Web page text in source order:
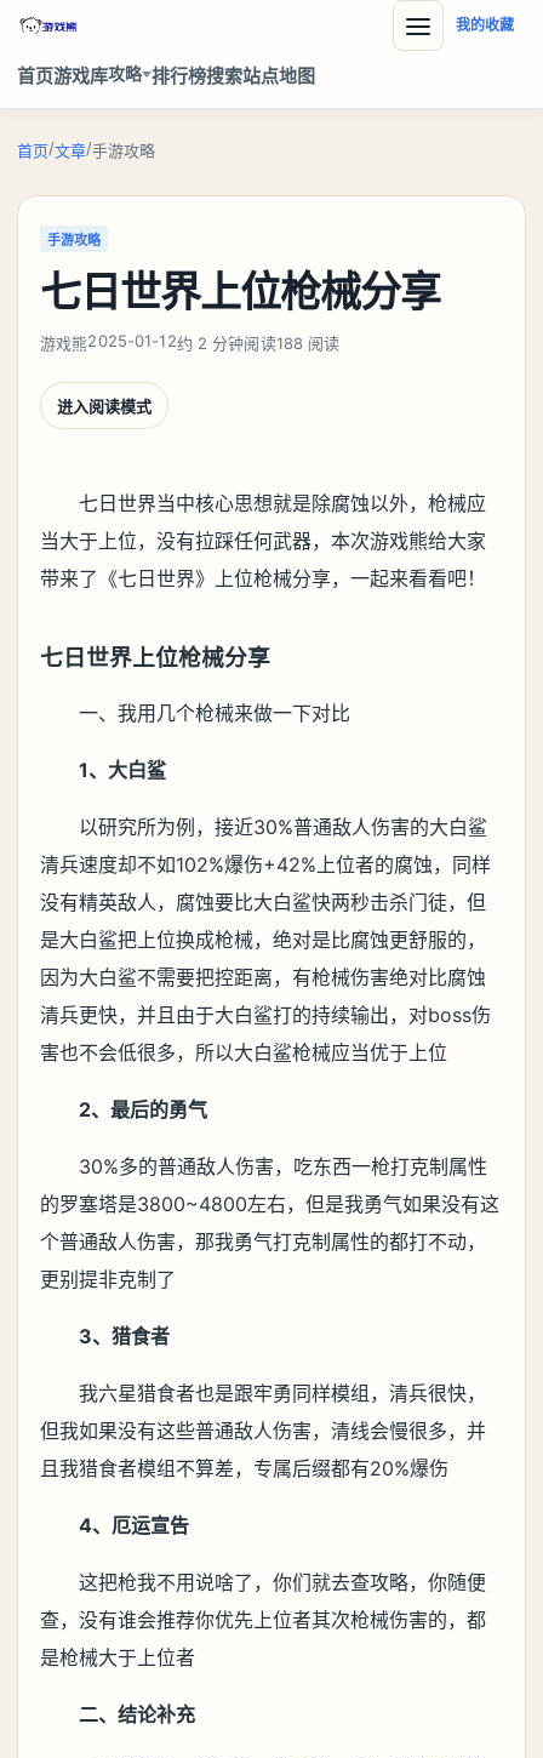
首页游戏库攻略 排行榜搜索站点地图
我的收藏
首页/文章/手游攻略
手游攻略
七日世界上位枪械分享
游戏熊2025-01-12约 2 分钟阅读188 阅读
进入阅读模式
七日世界当中核心思想就是除腐蚀以外，枪械应
当大于上位，没有拉踩任何武器，本次游戏熊给大家
带来了《七日世界》上位枪械分享，一起来看看吧！
七日世界上位枪械分享
一、我用几个枪械来做一下对比
1、大白鲨
以研究所为例，接近30%普通敌人伤害的大白鲨
清兵速度却不如102%爆伤+42%上位者的腐蚀，同样
没有精英敌人，腐蚀要比大白鲨快两秒击杀门徒，但
是大白鲨把上位换成枪械，绝对是比腐蚀更舒服的，
因为大白鲨不需要把控距离，有枪械伤害绝对比腐蚀
清兵更快，并且由于大白鲨打的持续输出，对boss伤
害也不会低很多，所以大白鲨枪械应当优于上位
2、最后的勇气
30%多的普通敌人伤害，吃东西一枪打克制属性
的罗塞塔是3800~4800左右，但是我勇气如果没有这
个普通敌人伤害，那我勇气打克制属性的都打不动，
更别提非克制了
3、猎食者
我六星猎食者也是跟牢勇同样模组，清兵很快，
但我如果没有这些普通敌人伤害，清线会慢很多，并
且我猎食者模组不算差，专属后缀都有20%爆伤
4、厄运宣告
这把枪我不用说啥了，你们就去查攻略，你随便
查，没有谁会推荐你优先上位者其次枪械伤害的，都
是枪械大于上位者
二、结论补充